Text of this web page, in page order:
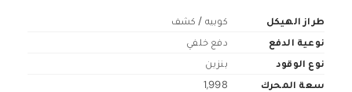
طراز الهيكل
كوبيه / كشف
نوعية الدفع
دفع خلفي
نوع الوقود
بنزين
سعة المحرك
1,998